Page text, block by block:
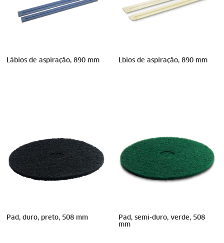
Lábios de aspiração, 890 mm Lbios de aspiração, 890 mm
Pad, duro, preto, 508 mm
Pad, semi-duro, verde, 508
mm